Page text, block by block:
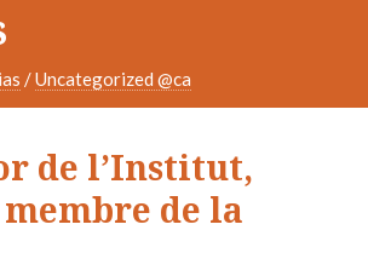
/Uncategorized @ca
de l’Institut,
de la